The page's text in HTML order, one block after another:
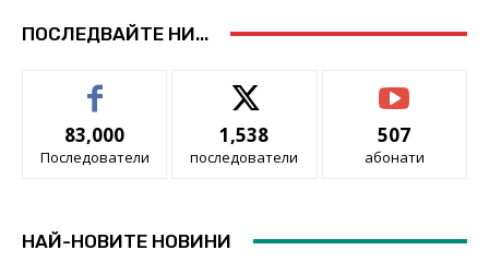
ПОСЛЕДВАЙТЕ НИ...
83,000
Последователи
1,538
последователи
507
абонати
НАЙ-НОВИТЕ НОВИНИ